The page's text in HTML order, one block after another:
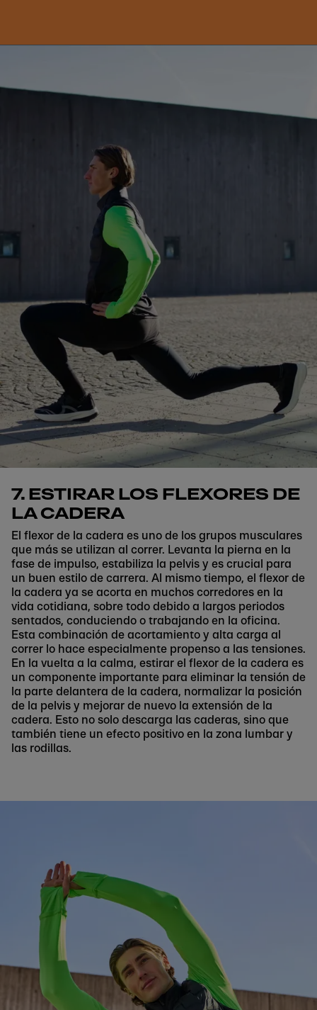
7. ESTIRAR LOS FLEXORES DE
LA CADERA
El flexor de la cadera es uno de los grupos musculares
que más se utilizan al correr. Levanta la pierna en la
fase de impulso, estabiliza la pelvis y es crucial para
un buen estilo de carrera. Al mismo tiempo, el flexor de
la cadera ya se acorta en muchos corredores en la
vida cotidiana, sobre todo debido a largos periodos
sentados, conduciendo o trabajando en la oficina.
Esta combinación de acortamiento y alta carga al
correr lo hace especialmente propenso a las tensiones.
En la vuelta a la calma, estirar el flexor de la cadera es
un componente importante para eliminar la tensión de
la parte delantera de la cadera, normalizar la posición
de la pelvis y mejorar de nuevo la extensión de la
cadera. Esto no solo descarga las caderas, sino que
también tiene un efecto positivo en la zona lumbar y
las rodillas.